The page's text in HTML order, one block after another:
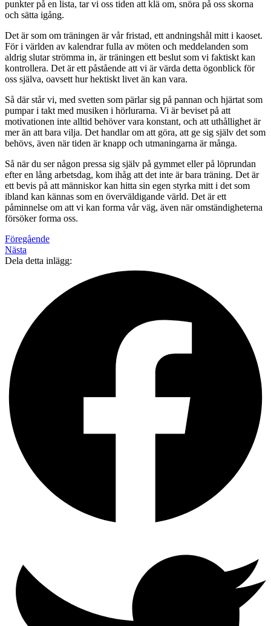
punkter på en lista, tar vi oss tiden att klä om, snöra på oss skorna
och sätta igång.
Det är som om träningen är vår fristad, ett andningshål mitt i kaoset.
För i världen av kalendrar fulla av möten och meddelanden som
aldrig slutar strömma in, är träningen ett beslut som vi faktiskt kan
kontrollera. Det är ett påstående att vi är värda detta ögonblick för
oss själva, oavsett hur hektiskt livet än kan vara.
Så där står vi, med svetten som pärlar sig på pannan och hjärtat som
pumpar i takt med musiken i hörlurarna. Vi är beviset på att
motivationen inte alltid behöver vara konstant, och att uthållighet är
mer än att bara vilja. Det handlar om att göra, att ge sig själv det som
behövs, även när tiden är knapp och utmaningarna är många.
Så när du ser någon pressa sig själv på gymmet eller på löprundan
efter en lång arbetsdag, kom ihåg att det inte är bara träning. Det är
ett bevis på att människor kan hitta sin egen styrka mitt i det som
ibland kan kännas som en överväldigande värld. Det är ett
påminnelse om att vi kan forma vår väg, även när omständigheterna
försöker forma oss.
Föregående
Nästa
Dela detta inlägg: